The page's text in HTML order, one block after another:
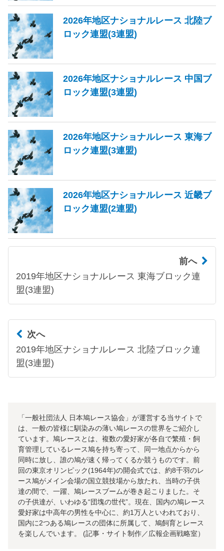
2026年地区ナショナルレース 北陸ブ
ロック連盟(3連盟)
2026年地区ナショナルレース 中国ブ
ロック連盟(3連盟)
2026年地区ナショナルレース 東海ブ
ロック連盟(3連盟)
2026年地区ナショナルレース 近畿ブ
ロック連盟(2連盟)
前へ
2019年地区ナショナルレース 東海ブロック連
盟(3連盟)
次へ
2019年地区ナショナルレース 北陸ブロック連
盟(3連盟)
「一般社団法人 日本鳩レース協会」が運営する当サイトで
は、一般の皆様に馴染みの薄い鳩レースの世界をご紹介し
ています。鳩レースとは、複数の愛好家が各自で繁殖・飼
育管理しているレース鳩を持ち寄って、同一地点からから
同時に放し、誰の鳩が速く帰ってくるか競うものです。前
回の東京オリンピック(1964年)の開会式では、約8千羽のレ
ース鳩がメイン会場の国立競技場から放たれ、当時の子供
達の間で、一躍、鳩レースブームが巻き起こりました。そ
の子供達が、いわゆる“団塊の世代”。現在、国内の鳩レース
愛好家は中高年の男性を中心に、約1万人といわれており、
国内に2つある鳩レースの団体に所属して、鳩飼育とレース
を楽しんでいます。 (記事・サイト制作／広報企画戦略室）